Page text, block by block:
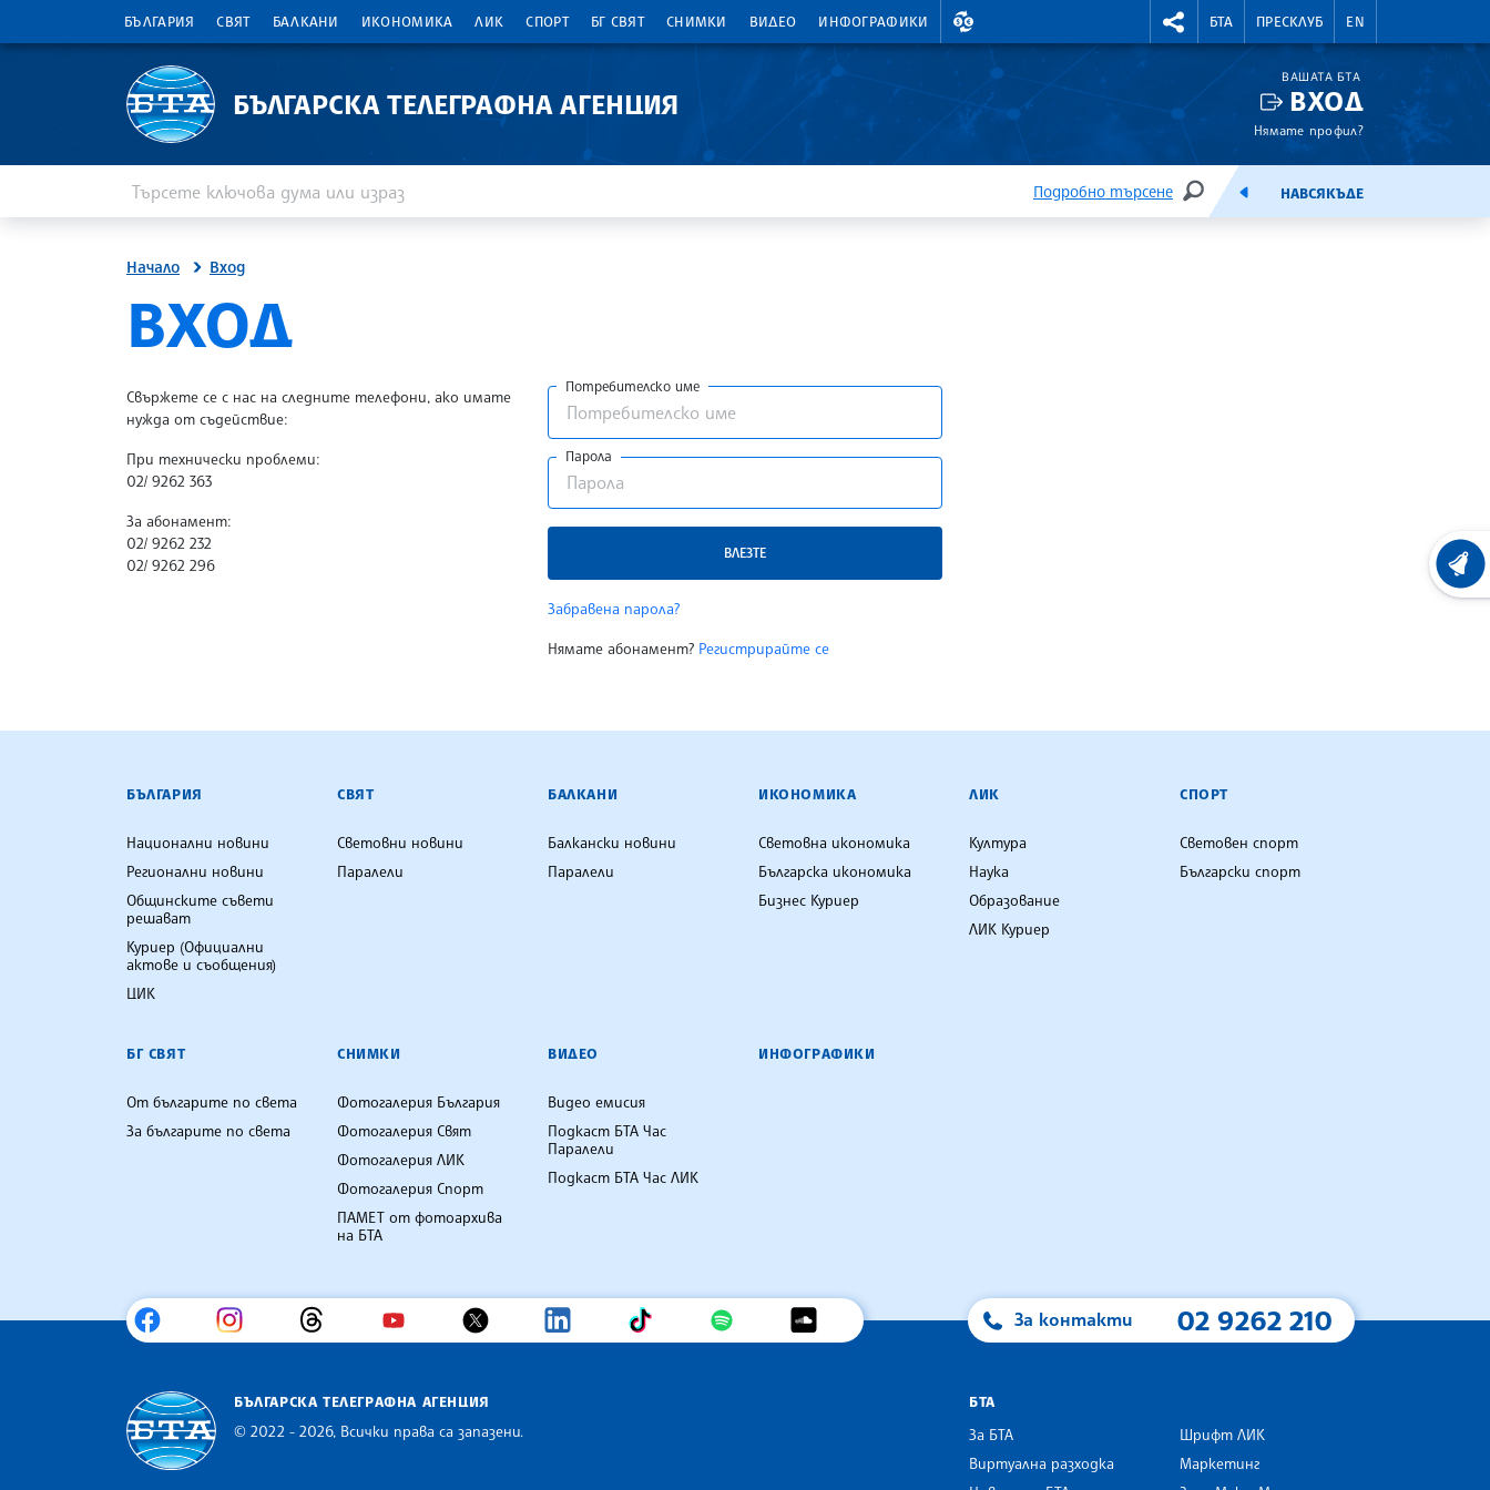
БЪЛГАРИЯ СВЯТ БАЛКАНИ ИКОНОМИКА ЛИК СПОРТ БГ СВЯТ СНИМКИ ВИДЕО ИНФОГРАФИКИ
ВАЛУТНИ КУРСОВЕ RIGHTMENU.SOCIAL
БТА ПРЕСКЛУБ EN
БЪЛГАРСКА ТЕЛЕГРАФНА АГЕНЦИЯ
ВАШАТА БТА
ВХОД
Нямате профил?
Подробно търсене
ТЪРСЕНЕЕМИСИЯНАВСЯКЪДЕ
Начало Вход
SITE.BTA
ВХОД
Свържете се с нас на следните телефони, ако имате
нужда от съдействие:
При технически проблеми:
02/ 9262 363
За абонамент:
02/ 9262 232
02/ 9262 296
Потребителско име
Парола
ВЛЕЗТЕ
Забравена парола?
Нямате абонамент? Регистрирайте се
БЪЛГАРСКА ТЕЛЕГРАФНА АГЕНЦИЯ
БЪЛГАРИЯ
Национални новини
Регионални новини
Общинските съвети
решават
Куриер (Официални
актове и съобщения)
ЦИК
СВЯТ
Световни новини
Паралели
БАЛКАНИ
Балкански новини
Паралели
ИКОНОМИКА
Световна икономика
Българска икономика
Бизнес Куриер
ЛИК
Култура
Наука
Образование
ЛИК Куриер
СПОРТ
Световен спорт
Български спорт
БГ СВЯТ
От българите по света
За българите по света
СНИМКИ
Фотогалерия България
Фотогалерия Свят
Фотогалерия ЛИК
Фотогалерия Спорт
ПАМЕТ от фотоархива
на БТА
ВИДЕО
Видео емисия
Подкаст БТА Час
Паралели
Подкаст БТА Час ЛИК
ИНФОГРАФИКИ
За контакти 02 9262 210
БЪЛГАРСКА ТЕЛЕГРАФНА АГЕНЦИЯ
© 2022 - 2026, Всички права са запазени.
БТА
За БТА
Виртуална разходка
Шрифт ЛИК
Маркетинг